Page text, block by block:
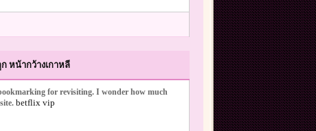
หน้ากว้างเกาหลี
for revisiting. I wonder how much
betflix vip